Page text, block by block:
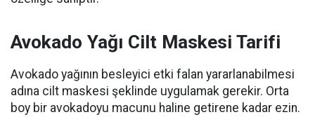
Avokado Yağı Cilt Maskesi Tarifi
Avokado yağının besleyici etki falan yararlanabilmesi
adına cilt maskesi şeklinde uygulamak gerekir. Orta
boy bir avokadoyu macunu haline getirene kadar ezin.